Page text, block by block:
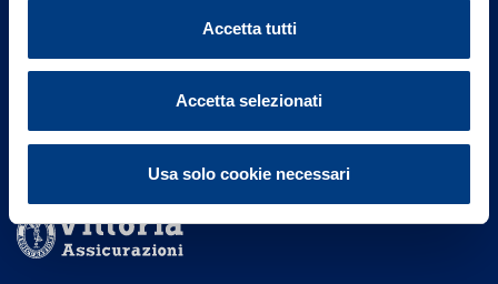
Accetta tutti
Accetta selezionati
Usa solo cookie necessari